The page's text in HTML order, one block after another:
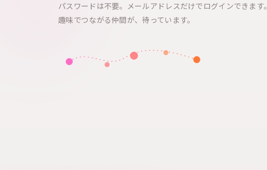
パスワードは不要。メールアドレスだけでログインできます。
趣味でつながる仲間が、待っています。